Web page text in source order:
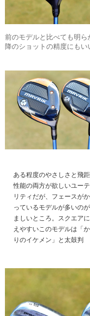
前のモデルと比べても明
降のショットの精度にもい
ある程度のやさしさと飛
性能の両方が欲しいユー
リティだが、フェースが
っているモデルが多いの
ましいところ。スクエア
えやすいこのモデルは「
りのイケメン」と太鼓判